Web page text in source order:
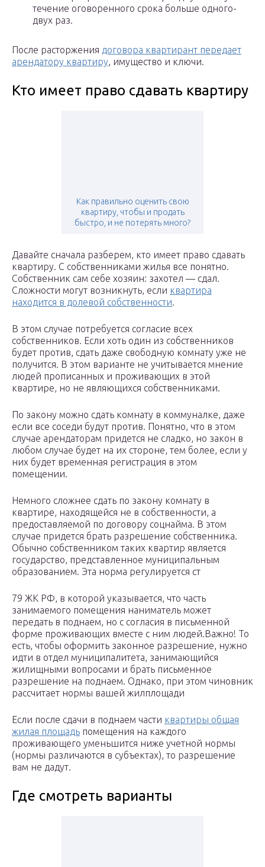
течение оговоренного срока больше одного-
двух раз.
После расторжения договора квартирант передает
арендатору квартиру, имущество и ключи.
Кто имеет право сдавать квартиру
Как правильно оценить свою
квартиру, чтобы и продать
быстро, и не потерять много?
Давайте сначала разберем, кто имеет право сдавать
квартиру. С собственниками жилья все понятно.
Собственник сам себе хозяин: захотел — сдал.
Сложности могут возникнуть, если квартира
находится в долевой собственности.
В этом случае потребуется согласие всех
собственников. Если хоть один из собственников
будет против, сдать даже свободную комнату уже не
получится. В этом варианте не учитывается мнение
людей прописанных и проживающих в этой
квартире, но не являющихся собственниками.
По закону можно сдать комнату в коммуналке, даже
если все соседи будут против. Понятно, что в этом
случае арендаторам придется не сладко, но закон в
любом случае будет на их стороне, тем более, если у
них будет временная регистрация в этом
помещении.
Немного сложнее сдать по закону комнату в
квартире, находящейся не в собственности, а
предоставляемой по договору соцнайма. В этом
случае придется брать разрешение собственника.
Обычно собственником таких квартир является
государство, представленное муниципальным
образованием. Эта норма регулируется ст
79 ЖК РФ, в которой указывается, что часть
занимаемого помещения наниматель может
передать в поднаем, но с согласия в письменной
форме проживающих вместе с ним людей.Важно! То
есть, чтобы оформить законное разрешение, нужно
идти в отдел муниципалитета, занимающийся
жилищными вопросами и брать письменное
разрешение на поднаем. Однако, при этом чиновник
рассчитает нормы вашей жилплощади
Если после сдачи в поднаем части квартиры общая
жилая площадь помещения на каждого
проживающего уменьшится ниже учетной нормы
(нормы различаются в субъектах), то разрешение
вам не дадут.
Где смотреть варианты